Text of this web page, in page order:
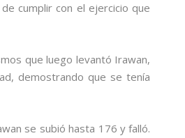
cumplir con el ejercicio que
que luego levantó Irawan,
demostrando que se tenía
se subió hasta 176 y falló.